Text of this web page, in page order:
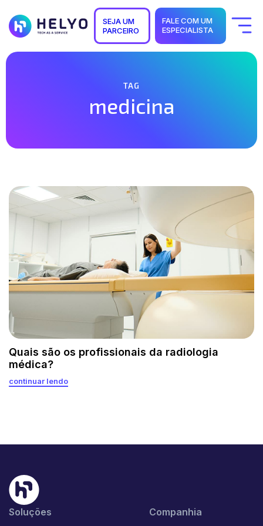
SEJA UM
PARCEIRO
FALE COM UM
ESPECIALISTA
Quem Somos
TAG
medicina
Quais são os profissionais da radiologia
médica?
continuar lendo
Soluções Companhia